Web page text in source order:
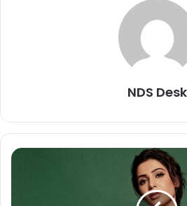
NDS Desk